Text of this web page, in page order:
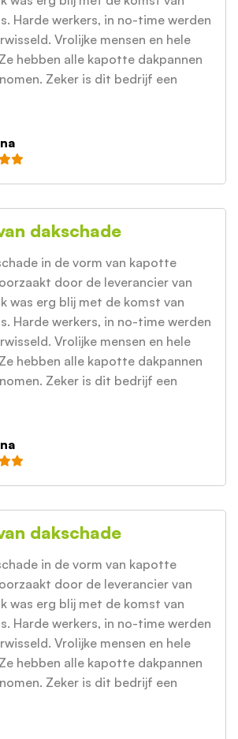
Harde werkers, in no-time werden
Vrolijke mensen en hele
hebben alle kapotte dakpannen
Zeker is dit bedrijf een
dakschade
in de vorm van kapotte
door de leverancier van
was erg blij met de komst van
Harde werkers, in no-time werden
Vrolijke mensen en hele
hebben alle kapotte dakpannen
Zeker is dit bedrijf een
dakschade
in de vorm van kapotte
door de leverancier van
was erg blij met de komst van
Harde werkers, in no-time werden
Vrolijke mensen en hele
hebben alle kapotte dakpannen
Zeker is dit bedrijf een